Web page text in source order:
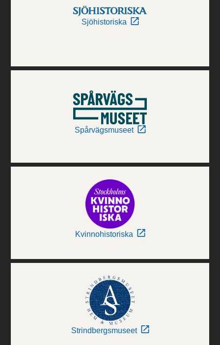
Sjöhistoriska
Spårvägsmuseet
Kvinnohistoriska
Strindbergsmuseet